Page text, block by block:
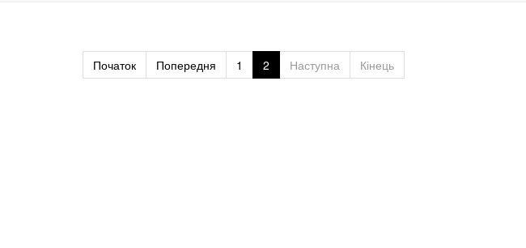
Початок Попередня 1 2 Наступна Кінець